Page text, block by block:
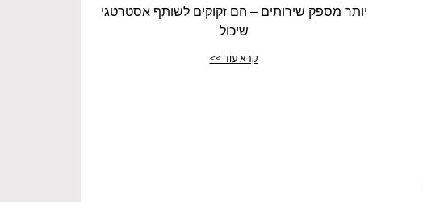
יותר מספק שירותים – הם זקוקים לשותף אסטרטגי
שיכול
קרא עוד >>